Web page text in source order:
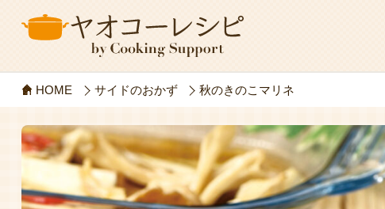
HOME サイドのおかず 秋のきのこマリネ